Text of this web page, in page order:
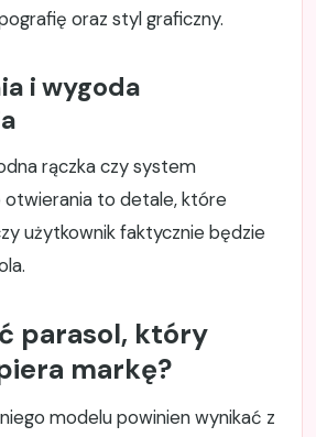
oraz styl graficzny.
i wygoda
rączka czy system
to detale, które
użytkownik faktycznie będzie
parasol, który
markę?
modelu powinien wynikać z